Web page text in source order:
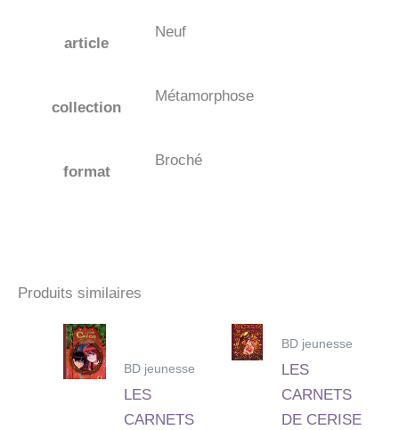
article
Neuf
collection
Métamorphose
format
Broché
Produits similaires
BD jeunesse
LES
CARNETS
BD jeunesse
LES
CARNETS
DE CERISE